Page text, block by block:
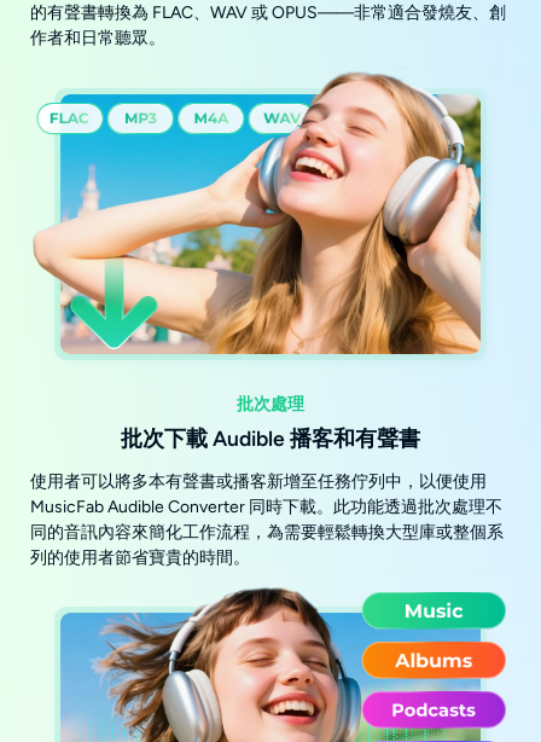
的有聲書轉換為 FLAC、WAV 或 OPUS——非常適合發燒友、創
作者和日常聽眾。
批次處理
批次下載 Audible 播客和有聲書
使用者可以將多本有聲書或播客新增至任務佇列中，以便使用
MusicFab Audible Converter 同時下載。此功能透過批次處理不
同的音訊內容來簡化工作流程，為需要輕鬆轉換大型庫或整個系
列的使用者節省寶貴的時間。